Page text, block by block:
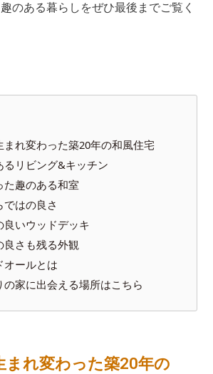
のある暮らしをぜひ最後までご覧く
まれ変わった築20年の和風住宅
るリビング&キッチン
た趣のある和室
ではの良さ
良いウッドデッキ
良さも残る外観
オールとは
の家に出会える場所はこちら
まれ変わった築20年の